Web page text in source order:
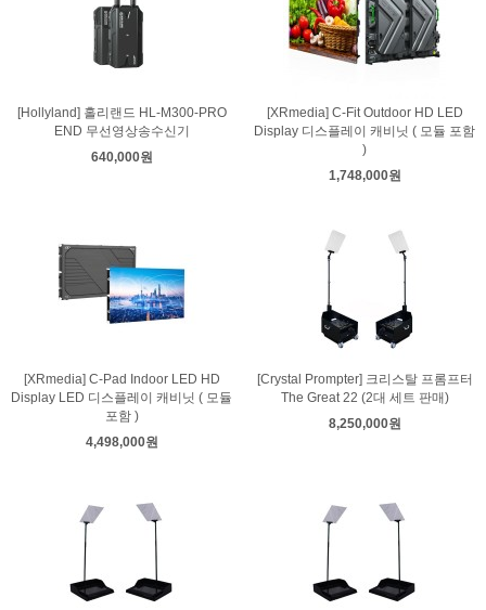
[Hollyland] 홀리랜드 HL-M300-PRO
END 무선영상송수신기
640,000원
[XRmedia] C-Fit Outdoor HD LED
Display 디스플레이 캐비닛 ( 모듈 포함
)
1,748,000원
[XRmedia] C-Pad Indoor LED HD
Display LED 디스플레이 캐비닛 ( 모듈
포함 )
4,498,000원
[Crystal Prompter] 크리스탈 프롬프터
The Great 22 (2대 세트 판매)
8,250,000원